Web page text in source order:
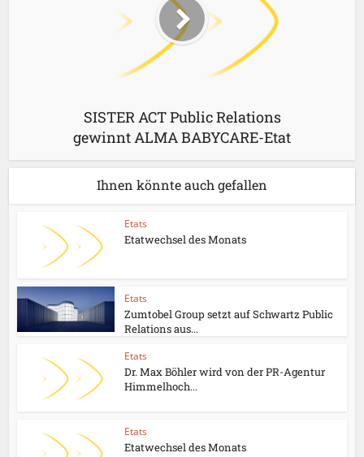
SISTER ACT Public Relations
gewinnt ALMA BABYCARE-Etat
Ihnen könnte auch gefallen
Etats
Etatwechsel des Monats
Etats
Zumtobel Group setzt auf Schwartz Public
Relations aus...
Etats
Dr. Max Böhler wird von der PR-Agentur
Himmelhoch...
Etats
Etatwechsel des Monats